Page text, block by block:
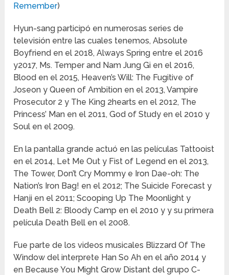
Remember)
Hyun-sang participó en numerosas series de
televisión entre las cuales tenemos, Absolute
Boyfriend en el 2018, Always Spring entre el 2016
y2017, Ms. Temper and Nam Jung Gi en el 2016,
Blood en el 2015, Heaven’s Will: The Fugitive of
Joseon y Queen of Ambition en el 2013, Vampire
Prosecutor 2 y The King 2hearts en el 2012, The
Princess’ Man en el 2011, God of Study en el 2010 y
Soul en el 2009.
En la pantalla grande actuó en las películas Tattooist
en el 2014, Let Me Out y Fist of Legend en el 2013,
The Tower, Don’t Cry Mommy e Iron Dae-oh: The
Nation’s Iron Bag! en el 2012; The Suicide Forecast y
Hanji en el 2011; Scooping Up The Moonlight y
Death Bell 2: Bloody Camp en el 2010 y y su primera
película Death Bell en el 2008.
Fue parte de los videos musicales Blizzard Of The
Window del interprete Han So Ah en el año 2014 y
en Because You Might Grow Distant del grupo C-